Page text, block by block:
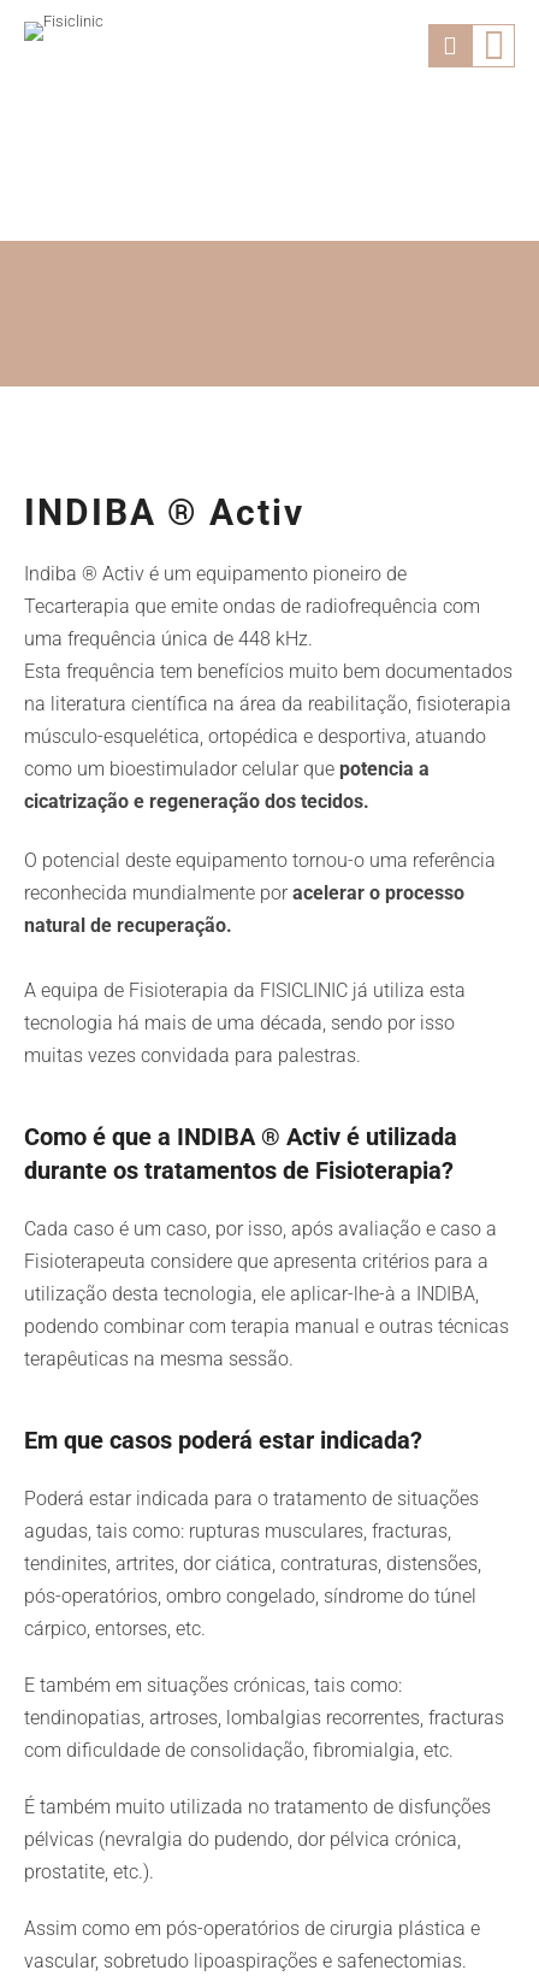
INDIBA ® Activ
Indiba ® Activ é um equipamento pioneiro de
Tecarterapia que emite ondas de radiofrequência com
uma frequência única de 448 kHz.
Esta frequência tem benefícios muito bem documentados
na literatura científica na área da reabilitação, fisioterapia
músculo-esquelética, ortopédica e desportiva, atuando
como um bioestimulador celular que potencia a
cicatrização e regeneração dos tecidos.
O potencial deste equipamento tornou-o uma referência
reconhecida mundialmente por acelerar o processo
natural de recuperação.
A equipa de Fisioterapia da FISICLINIC já utiliza esta
tecnologia há mais de uma década, sendo por isso
muitas vezes convidada para palestras.
Como é que a INDIBA ® Activ é utilizada
durante os tratamentos de Fisioterapia?
Cada caso é um caso, por isso, após avaliação e caso a
Fisioterapeuta considere que apresenta critérios para a
utilização desta tecnologia, ele aplicar-lhe-à a INDIBA,
podendo combinar com terapia manual e outras técnicas
terapêuticas na mesma sessão.
Em que casos poderá estar indicada?
Poderá estar indicada para o tratamento de situações
agudas, tais como: rupturas musculares, fracturas,
tendinites, artrites, dor ciática, contraturas, distensões,
pós-operatórios, ombro congelado, síndrome do túnel
cárpico, entorses, etc.
E também em situações crónicas, tais como:
tendinopatias, artroses, lombalgias recorrentes, fracturas
com dificuldade de consolidação, fibromialgia, etc.
É também muito utilizada no tratamento de disfunções
pélvicas (nevralgia do pudendo, dor pélvica crónica,
prostatite, etc.).
Assim como em pós-operatórios de cirurgia plástica e
vascular, sobretudo lipoaspirações e safenectomias.